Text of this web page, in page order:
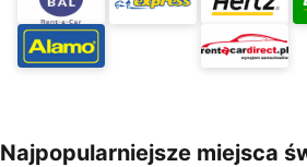
Najpopularniejsze miejsca